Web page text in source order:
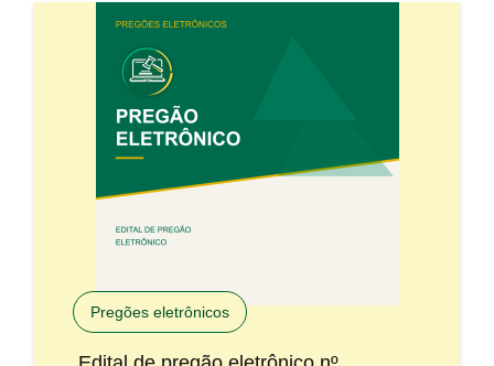
Pregões eletrônicos